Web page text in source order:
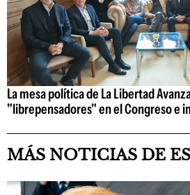
La mesa política de La Libertad
"librepensadores" en el Congreso e
MÁS NOTICIAS DE